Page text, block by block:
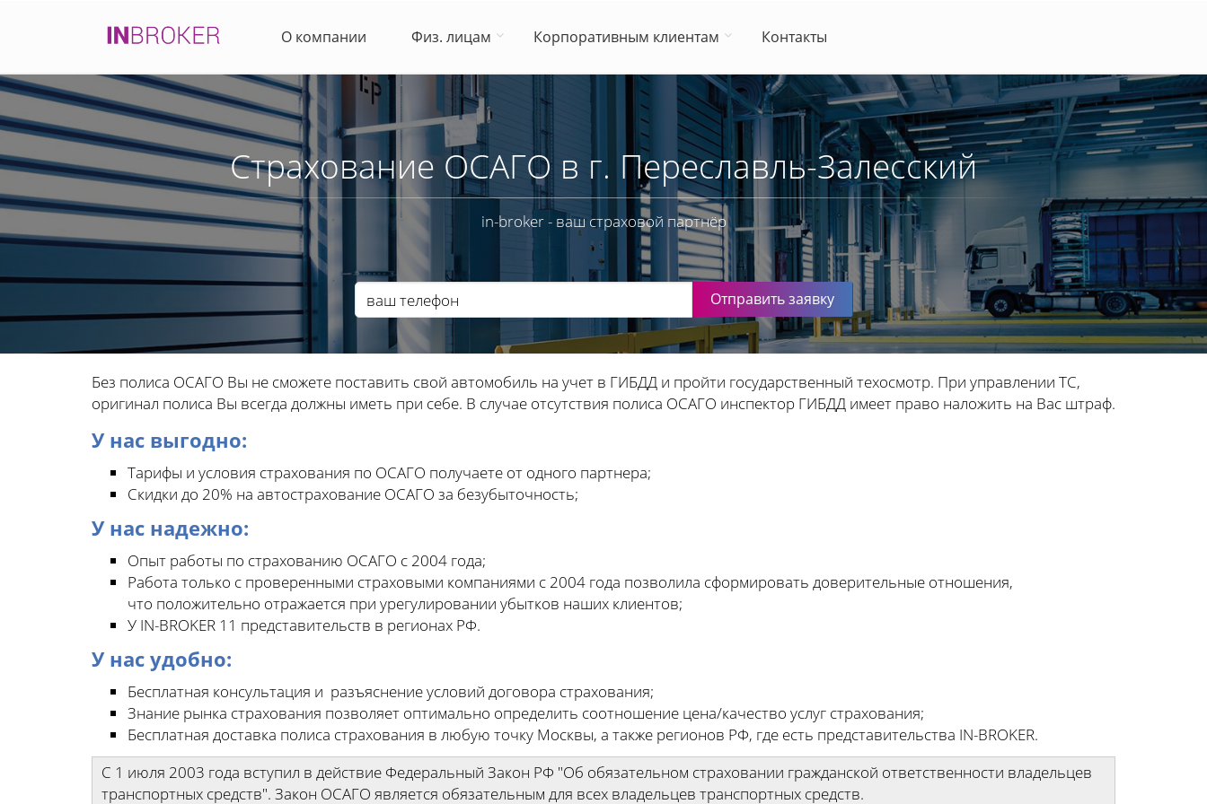
О компании Физ. лицам Корпоративным клиентам Контакты
Страхование ОСАГО в г. Переславль-Залесский
in-broker - ваш страховой партнёр
Отправить заявку
Без полиса ОСАГО Вы не сможете поставить свой автомобиль на учет в ГИБДД и пройти государственный техосмотр. При управлении ТС,
оригинал полиса Вы всегда должны иметь при себе. В случае отсутствия полиса ОСАГО инспектор ГИБДД имеет право наложить на Вас штраф.
У нас выгодно:
Тарифы и условия страхования по ОСАГО получаете от одного партнера;
Скидки до 20% на автострахование ОСАГО за безубыточность;
У нас надежно:
Опыт работы по страхованию ОСАГО с 2004 года;
Работа только с проверенными страховыми компаниями с 2004 года позволила сформировать доверительные отношения,
что положительно отражается при урегулировании убытков наших клиентов;
У IN-BROKER 11 представительств в регионах РФ.
У нас удобно:
Бесплатная консультация и разъяснение условий договора страхования;
Знание рынка страхования позволяет оптимально определить соотношение цена/качество услуг страхования;
Бесплатная доставка полиса страхования в любую точку Москвы, а также регионов РФ, где есть представительства IN-BROKER.
С 1 июля 2003 года вступил в действие Федеральный Закон РФ "Об обязательном страховании гражданской ответственности владельцев
транспортных средств". Закон ОСАГО является обязательным для всех владельцев транспортных средств.